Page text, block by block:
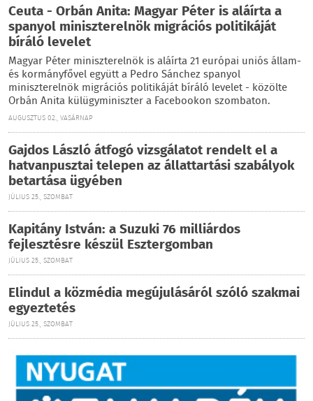
Ceuta - Orbán Anita: Magyar Péter is aláírta a
spanyol miniszterelnök migrációs politikáját
bíráló levelet
Magyar Péter miniszterelnök is aláírta 21 európai uniós állam-
és kormányfővel együtt a Pedro Sánchez spanyol
miniszterelnök migrációs politikáját bíráló levelet - közölte
Orbán Anita külügyminiszter a Facebookon szombaton.
AUGUSZTUS 02., VASÁRNAP
Gajdos László átfogó vizsgálatot rendelt el a
hatvanpusztai telepen az állattartási szabályok
betartása ügyében
JÚLIUS 25., SZOMBAT
Kapitány István: a Suzuki 76 milliárdos
fejlesztésre készül Esztergomban
JÚLIUS 25., SZOMBAT
Elindul a közmédia megújulásáról szóló szakmai
egyeztetés
JÚLIUS 25., SZOMBAT